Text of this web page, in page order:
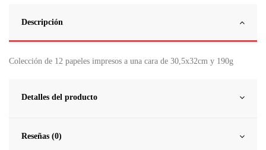
Descripción
Colección de 12 papeles impresos a una cara de 30,5x32cm y 190g
Detalles del producto
Reseñas (0)